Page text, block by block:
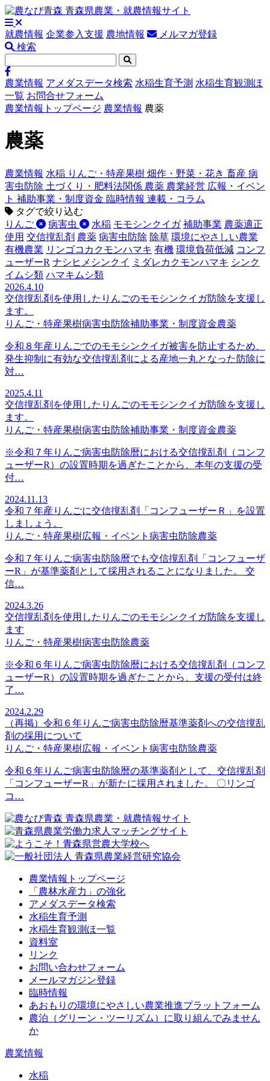
就農情報 企業参入支援 農地情報
メルマガ登録
検索
農業情報 アメダスデータ検索 水稲生育予測 水稲生育観測ほ
一覧 お問合せフォーム
農業情報トップページ 農業情報 農薬
農薬
農業情報 水稲 りんご・特産果樹 畑作・野菜・花き 畜産 病
害虫防除 土づくり・肥料法関係 農薬 農業経営 広報・イベン
ト 補助事業・制度資金 臨時情報 連載・コラム
タグで絞り込む
りんご
病害虫 水稲 モモシンクイガ 補助事業 農薬適正
使用 交信撹乱剤 農薬 病害虫防除 除草 環境にやさしい農業
有機農業 リンゴコカクモンハマキ 有機 環境負荷低減 コンフ
ューザーR ナシヒメシンクイ ミダレカクモンハマキ シンク
イムシ類 ハマキムシ類
2026.4.10
交信撹乱剤を使用したりんごのモモシンクイガ防除を支援し
ます。
りんご・特産果樹病害虫防除補助事業・制度資金農薬
令和８年産りんごでのモモシンクイガ被害を防止するため、
発生抑制に有効な交信撹乱剤による産地一丸となった防除に
対…
2025.4.11
交信撹乱剤を使用したりんごのモモシンクイガ防除を支援し
ます。
りんご・特産果樹病害虫防除補助事業・制度資金農薬
※令和７年りんご病害虫防除暦における交信撹乱剤（コンフ
ューザーR）の設置時期を過ぎたことから、本年の支援の受
付…
2024.11.13
令和７年産りんごに交信撹乱剤「コンフューザーＲ」を設置
しましょう。
りんご・特産果樹広報・イベント 病害虫防除農薬
令和７年りんご病害虫防除暦でも交信撹乱剤「コンフューザ
ーR」が基準薬剤として採用されることになりました。 交
信…
2024.3.26
交信撹乱剤を使用したりんごのモモシンクイガ防除を支援し
ます
りんご・特産果樹病害虫防除農薬
※令和６年りんご病害虫防除暦における交信撹乱剤（コンフ
ューザーR）の設置時期を過ぎたことから、支援の受付は終
了…
2024.2.29
（再掲）令和６年りんご病害虫防除暦基準薬剤への交信撹乱
剤の採用について
りんご・特産果樹広報・イベント 病害虫防除農薬
令和６年りんご病害虫防除暦の基準薬剤として、交信撹乱剤
「コンフューザーR」が新たに採用されました。 〇リンゴ
コ…
農業情報トップページ
「農林水産力」の強化
アメダスデータ検索
水稲生育予測
水稲生育観測ほ一覧
資料室
リンク
お問い合わせフォーム
メールマガジン登録
臨時情報
あおもりの環境にやさしい農業推進プラットフォーム
農泊（グリーン・ツーリズム）に取り組んでみません
か
農業情報
水稲